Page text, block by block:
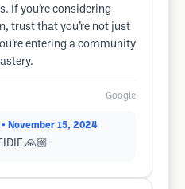
If you’re considering
trust that you’re not just
entering a community
Google
• November 15, 2024
🙏🏼